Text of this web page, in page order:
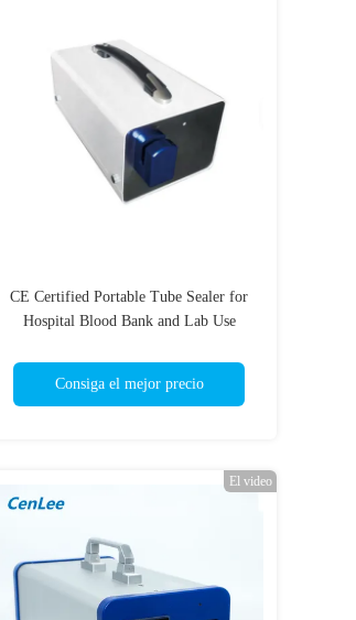
CE Certified Portable Tube Sealer for
Hospital Blood Bank and Lab Use
Consiga el mejor precio
El video